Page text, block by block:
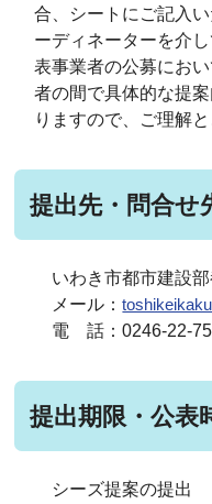
合、シートにご記入
ーディネーターを介
表事業者の公募にお
者の間で具体的な提
りますので、ご理解
提出先・問合せ
いわき市都市建設
メール：
電 話：0246-22-
提出期限・公表
シーズ提案の提出